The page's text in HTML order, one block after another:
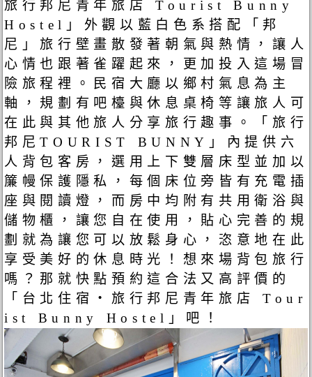
旅行邦尼青年旅店 Tourist Bunny
Hostel」外觀以藍白色系搭配「邦
尼」旅行壁畫散發著朝氣與熱情，讓人
心情也跟著雀躍起來，更加投入這場冒
險旅程裡。民宿大廳以鄉村氣息為主
軸，規劃有吧檯與休息桌椅等讓旅人可
在此與其他旅人分享旅行趣事。「旅行
邦尼TOURIST BUNNY」內提供六
人背包客房，選用上下雙層床型並加以
簾幔保護隱私，每個床位旁皆有充電插
座與閱讀燈，而房中均附有共用衛浴與
儲物櫃，讓您自在使用，貼心完善的規
劃就為讓您可以放鬆身心，恣意地在此
享受美好的休息時光！想來場背包旅行
嗎？那就快點預約這合法又高評價的
「台北住宿‧旅行邦尼青年旅店 Tour
ist Bunny Hostel」吧！